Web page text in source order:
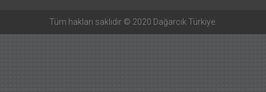
Tüm hakları saklıdır © 2020 Dağarcık Türkiye.